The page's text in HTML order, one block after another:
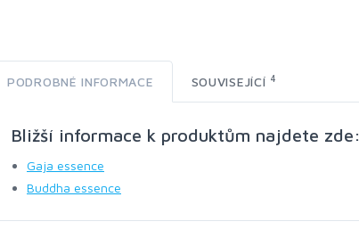
PODROBNÉ INFORMACE SOUVISEJÍCÍ 4
Bližší informace k produktům najdete zde:
Gaja essence
Buddha essence